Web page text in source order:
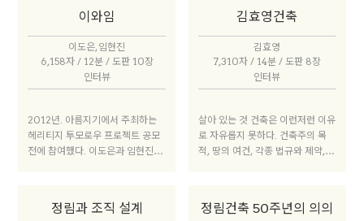
자신의 사무실을 일구었으며, 설계
현장에서는 멀어졌더라도 현재까
지 다양한 활동을 해오고 있는 세대
다. 국가의 경제 성장과 개인의 생
애 주기가 일치한 세대이기도 하다.
(이전의 양식 건축 등과 구분되는 )
집단으로 불리는 ) ‘세대’ 등의 의
미를 따진다면 이들이 어쩌면 온전
한 한국 현대 건축 1세대다. 드디어
현상은 이전과 비교하면 무척 낯선
다. 우리 두 사람은 배병길도시건축
연구소에서 함께 실무 경험을 쌓았
고, 파리 라빌레트 건축학교에서 석
사 졸업 후 파리에서 실무를 이어갔
다. 그러던 중 첫 프로젝트였던 경
기로 귀국, 2016년 경남 진주라는
지방도시에 정식으로 사무소를 열
었다.
전체를 한눈에 바라보는 시점이 아
닌, 그 안에서 걸으며 마을을 알아
가는 시점에서부터 건축을 생각한
이와임
이도은, 임현진
6,158자 / 12분 / 도판 10장
인터뷰
2012년. 아름지기에서 주최하는
헤리티지 투모로우 프로젝트 공모
전에 참여했다. 이도은과 임현진이
김효영건축
김효영
7,310자 / 14분 / 도판 8장
인터뷰
살아 있는 것 건축은 이런저런 이유
로 자유롭지 못하다. 건축주의 목
적, 땅의 여건, 각종 법규와 제약,
황에 적당히 대처하는 것만으로도
정림과 조직 설계 정림건축 50주년의 의의